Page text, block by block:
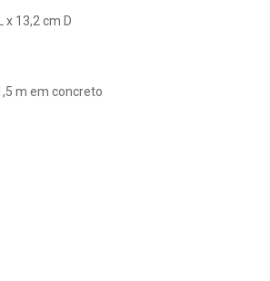
x 13,2 cm D
m em concreto